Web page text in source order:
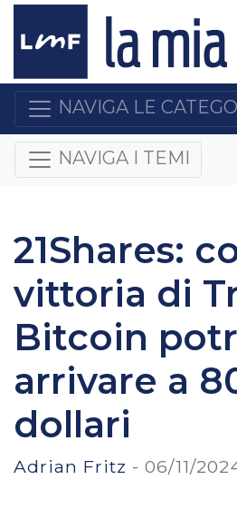
NAVIGA LE
NAVIGA I TEMI
21Shares:
vittoria di
Bitcoin
arrivare a
dollari
Adrian Fritz - 06/11/